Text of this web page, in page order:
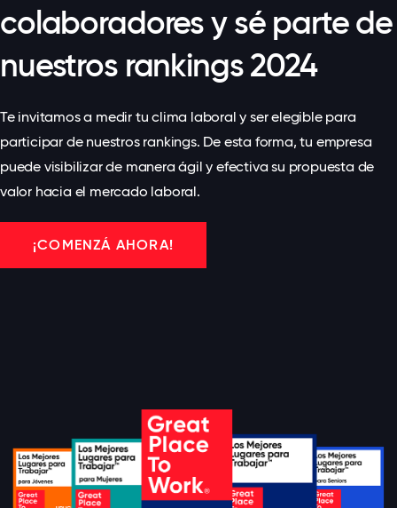
colaboradores y sé parte de
nuestros rankings 2024
Te invitamos a medir tu clima laboral y ser elegible para
participar de nuestros rankings. De esta forma, tu empresa
puede visibilizar de manera ágil y efectiva su propuesta de
valor hacia el mercado laboral.
¡COMENZÁ AHORA!